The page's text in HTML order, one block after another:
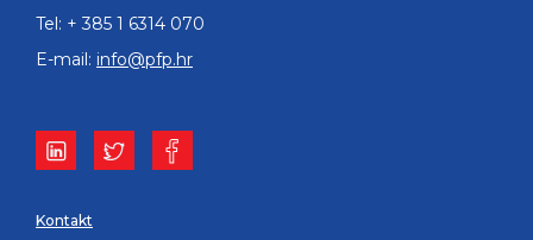
Tel: + 385 1 6314 070
E-mail: info@pfp.hr
Kontakt